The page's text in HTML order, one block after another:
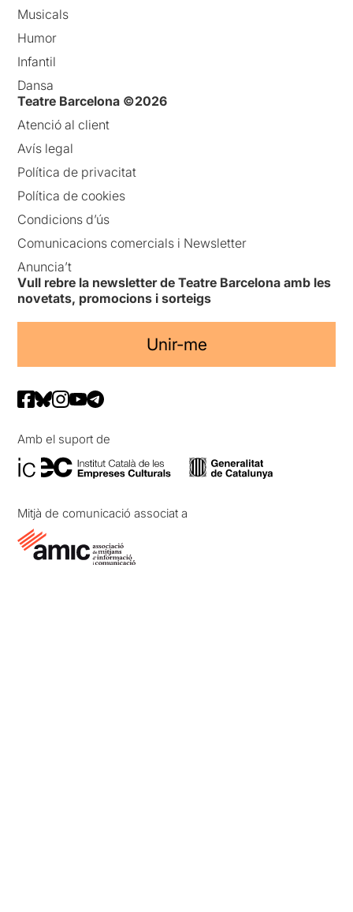
Musicals
Humor
Infantil
Dansa
Teatre Barcelona ©2026
Atenció al client
Avís legal
Política de privacitat
Política de cookies
Condicions d’ús
Comunicacions comercials i Newsletter
Anuncia’t
Vull rebre la newsletter de Teatre Barcelona amb les
novetats, promocions i sorteigs
Unir-me
Amb el suport de
Mitjà de comunicació associat a